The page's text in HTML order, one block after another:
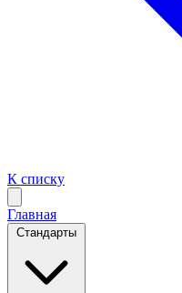
К списку
Главная
Стандарты